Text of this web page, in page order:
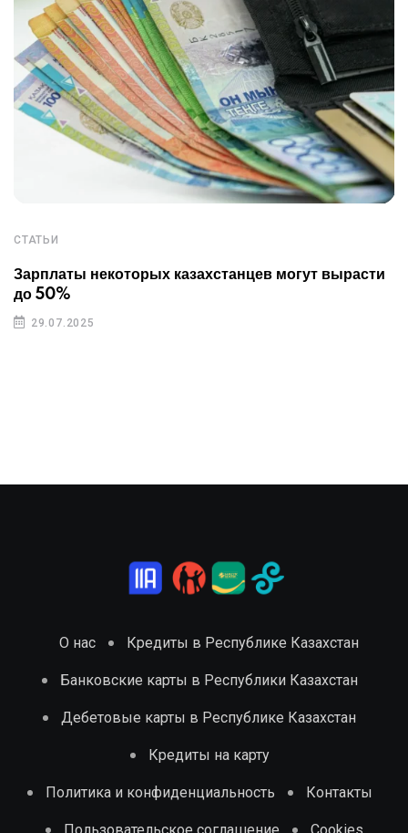
СТАТЬИ
Зарплаты некоторых казахстанцев могут вырасти
до 50%
29.07.2025
О нас Кредиты в Республике Казахстан
Банковские карты в Республики Казахстан
Дебетовые карты в Республике Казахстан
Кредиты на карту
Политика и конфиденциальность Контакты